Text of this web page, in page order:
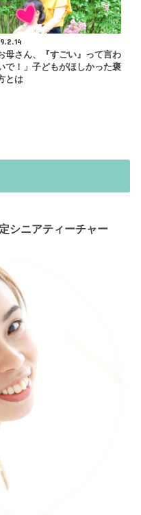
母さん、『すごい』って言わ
で！」子どもがほしかった褒
とは
シニアティーチャー